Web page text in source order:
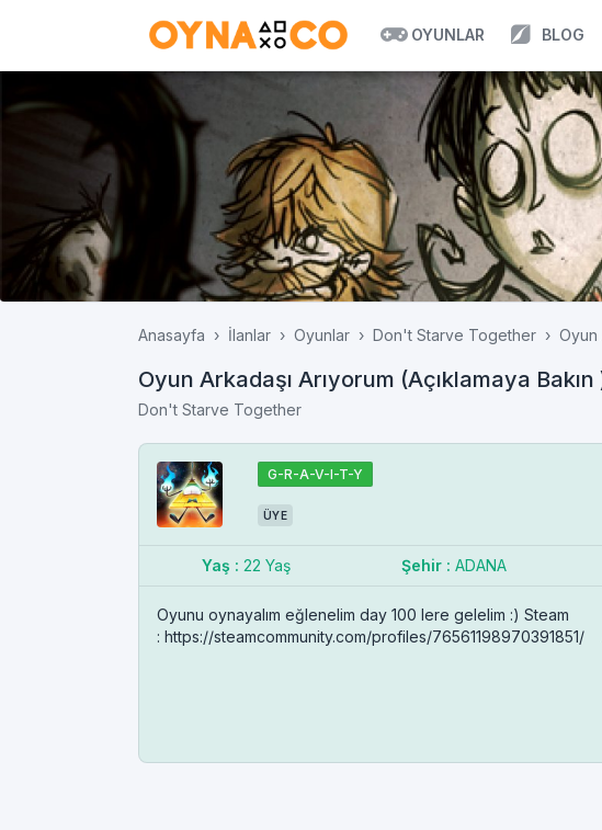
OYUNLAR BLOG
Anasayfa İlanlar Oyunlar Don't Starve Together Oyun
Oyun Arkadaşı Arıyorum (Açıklamaya Bakın
Don't Starve Together
G-R-A-V-I-T-Y
ÜYE
Yaş : 22 Yaş Şehir : ADANA
Oyunu oynayalım eğlenelim day 100 lere gelelim :) Steam
: https://steamcommunity.com/profiles/